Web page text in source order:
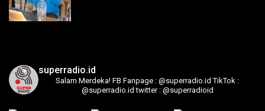
superradio.id
Salam Merdeka! FB Fanpage : @superradio.id TikTok :
@superradio.id twitter : @superradioid